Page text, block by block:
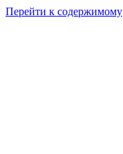
Перейти к содержимому